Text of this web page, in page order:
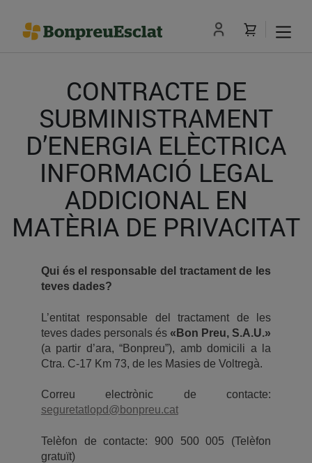
CONTRACTE DE
SUBMINISTRAMENT
D’ENERGIA ELÈCTRICA
INFORMACIÓ LEGAL
ADDICIONAL EN
MATÈRIA DE PRIVACITAT
Qui és el responsable del tractament de les
teves dades?
L’entitat responsable del tractament de les
teves dades personals és«Bon Preu, S.A.U.»
(a partir d’ara, “Bonpreu”), amb domicili a la
Ctra. C-17 Km 73, de les Masies de Voltregà.
Correu electrònic de contacte:
seguretatlopd@bonpreu.cat
Telèfon de contacte: 900 500 005 (Telèfon
gratuït)